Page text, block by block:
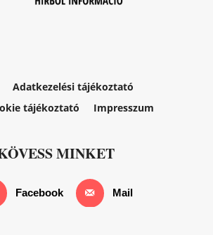
Adatkezelési tájékoztató
tájékoztató
Impresszum
MINKET
Facebook Mail